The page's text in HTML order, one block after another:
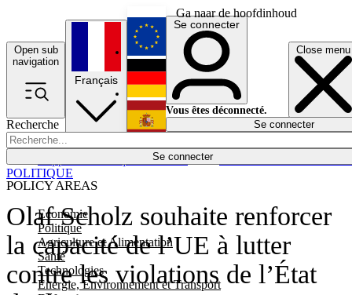
Ga naar de hoofdinhoud
Open sub
navigation
Close menu
Recherche
Se connecter
POLICY AREAS
Economie
Politique
Agriculture et Alimentation
Santé
Technologies
Energie, Environnement et Transport
Économie
Français
English
Deutsch
Español
Se connecter
Vous êtes déconnecté.
Se connecter
Olaf Scholz souhaite renforcer
la capacité de l’UE à lutter
contre les violations de l’État
POLITIQUE